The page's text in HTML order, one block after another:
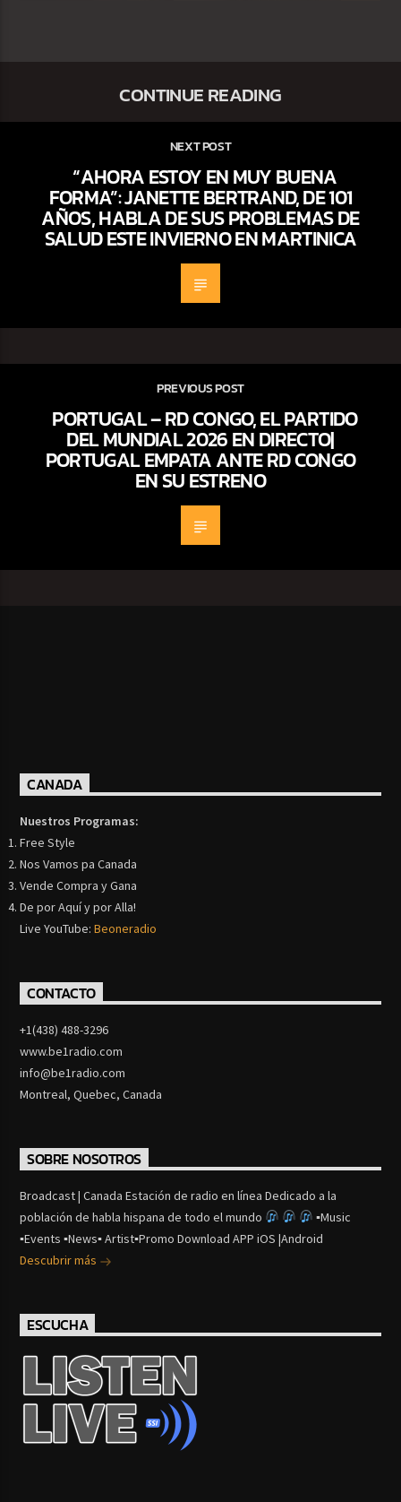
CONTINUE READING
NEXT POST
“AHORA ESTOY EN MUY BUENA
FORMA”: JANETTE BERTRAND, DE 101
AÑOS, HABLA DE SUS PROBLEMAS DE
SALUD ESTE INVIERNO EN MARTINICA
PREVIOUS POST
PORTUGAL – RD CONGO, EL PARTIDO
DEL MUNDIAL 2026 EN DIRECTO|
PORTUGAL EMPATA ANTE RD CONGO
EN SU ESTRENO
CANADA
Nuestros Programas:
Free Style
Nos Vamos pa Canada
Vende Compra y Gana
De por Aquí y por Alla!
Live YouTube:Beoneradio
CONTACTO
+1(438) 488-3296
www.be1radio.com
info@be1radio.com
Montreal, Quebec, Canada
SOBRE NOSOTROS
Broadcast | Canada Estación de radio en línea Dedicado a la
población de habla hispana de todo el mundo
▪Music
▪Events ▪News▪ Artist▪Promo Download APP iOS |Android
Descubrir más
ESCUCHA